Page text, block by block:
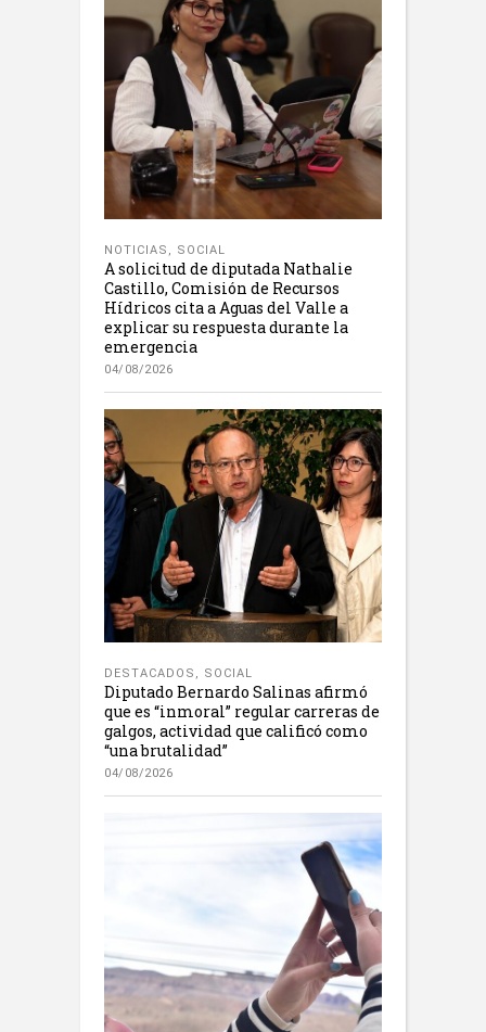
NOTICIAS , SOCIAL
A solicitud de diputada Nathalie
Castillo, Comisión de Recursos
Hídricos cita a Aguas del Valle a
explicar su respuesta durante la
emergencia
04/08/2026
DESTACADOS , SOCIAL
Diputado Bernardo Salinas afirmó
que es “inmoral” regular carreras de
galgos, actividad que calificó como
“una brutalidad”
04/08/2026